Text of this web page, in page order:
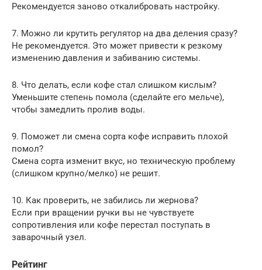
Рекомендуется заново откалибровать настройку.
7. Можно ли крутить регулятор на два деления сразу?
Не рекомендуется. Это может привести к резкому
изменению давления и забиванию системы.
8. Что делать, если кофе стал слишком кислым?
Уменьшите степень помола (сделайте его мельче),
чтобы замедлить пролив воды.
9. Поможет ли смена сорта кофе исправить плохой
помол?
Смена сорта изменит вкус, но техническую проблему
(слишком крупно/мелко) не решит.
10. Как проверить, не забились ли жернова?
Если при вращении ручки вы не чувствуете
сопротивления или кофе перестал поступать в
заварочный узел.
Рейтинг